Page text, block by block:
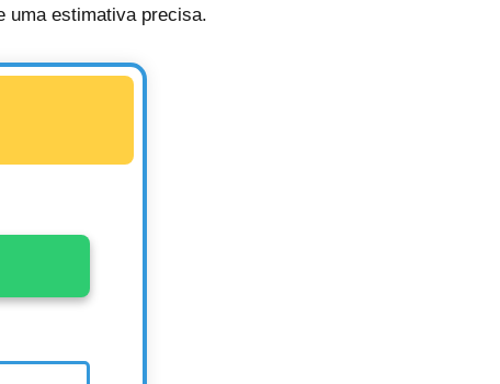
uma estimativa precisa.